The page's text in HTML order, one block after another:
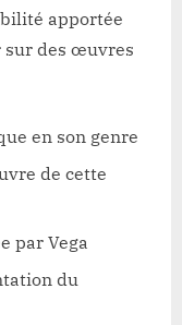
apportée
sur des œuvres
en son genre
de cette
par Vega
du